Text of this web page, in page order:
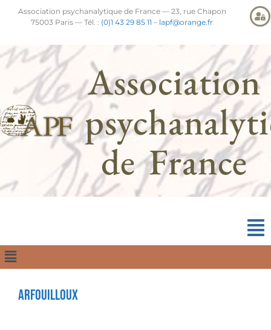
Association psychanalytique de France — 23, rue Chapon
75003 Paris — Tél. : (0)1 43 29 85 11 – lapf@orange.fr
Association
de France
Arfouilloux